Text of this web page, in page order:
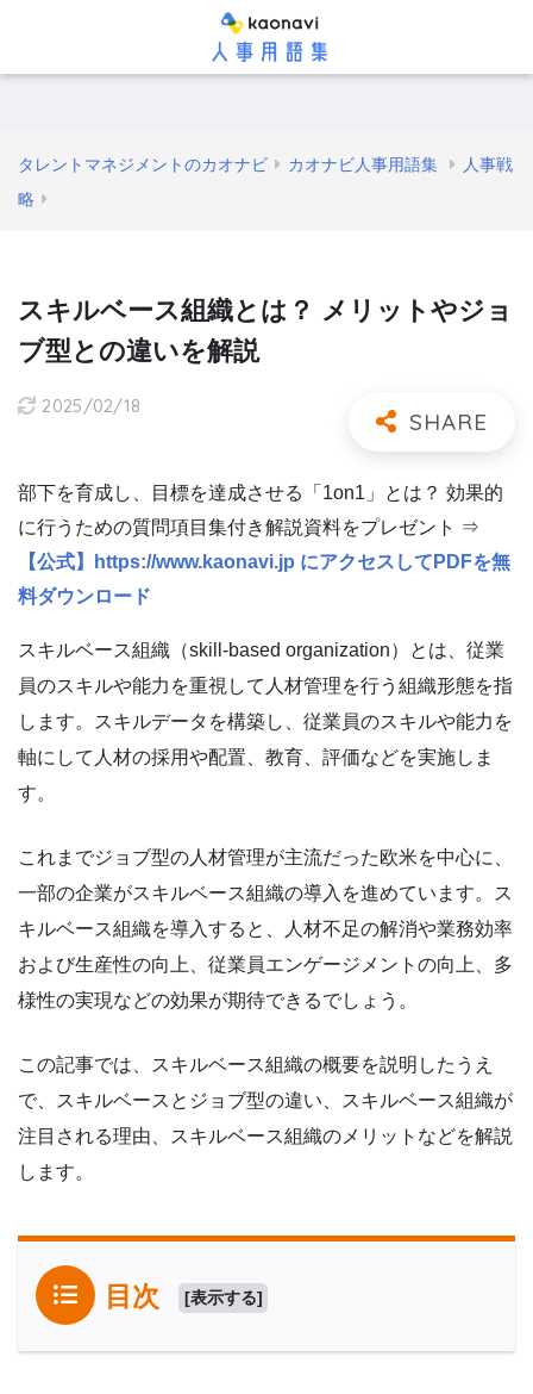
タレントマネジメントのカオナビ カオナビ人事用語集
人事戦
略
スキルベース組織とは？ メリットやジョ
ブ型との違いを解説
2025/02/18
部下を育成し、目標を達成させる「1on1」とは？ 効果的
に行うための質問項目集付き解説資料をプレゼント ⇒
【公式】https://www.kaonavi.jp にアクセスしてPDFを無
料ダウンロード
スキルベース組織（skill-based organization）とは、従業
員のスキルや能力を重視して人材管理を行う組織形態を指
します。スキルデータを構築し、従業員のスキルや能力を
軸にして人材の採用や配置、教育、評価などを実施しま
す。
これまでジョブ型の人材管理が主流だった欧米を中心に、
一部の企業がスキルベース組織の導入を進めています。ス
キルベース組織を導入すると、人材不足の解消や業務効率
および生産性の向上、従業員エンゲージメントの向上、多
様性の実現などの効果が期待できるでしょう。
この記事では、スキルベース組織の概要を説明したうえ
で、スキルベースとジョブ型の違い、スキルベース組織が
注目される理由、スキルベース組織のメリットなどを解説
します。
目次 [表示する]